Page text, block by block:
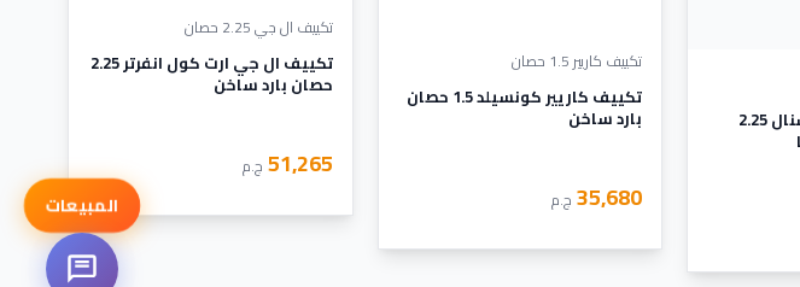
تكييف فريش بروفيشنال 2.25
تكييف كاريير 1.5 حصان
تكييف كاريير كونسيلد 1.5 حصان
بارد ساخن
35,680 ج.م
تكييف ال جي 2.25 حصان
تكييف ال جي ارت كول انفرتر 2.25
حصان بارد ساخن
51,265 ج.م
المبيعات